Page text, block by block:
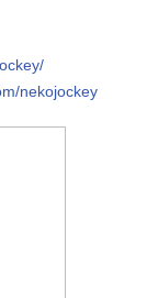
nekojockey